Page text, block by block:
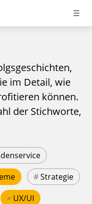
im Detail, wie
können.
der Stichworte,
#Strategie
× UX/UI